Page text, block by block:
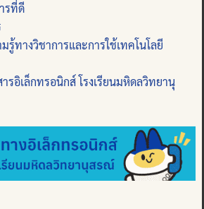
รที่ดี
รู้ทางวิชาการและการใช้เทคโนโลยี
รอิเล็กทรอนิกส์ โรงเรียนมหิดลวิทยานุ